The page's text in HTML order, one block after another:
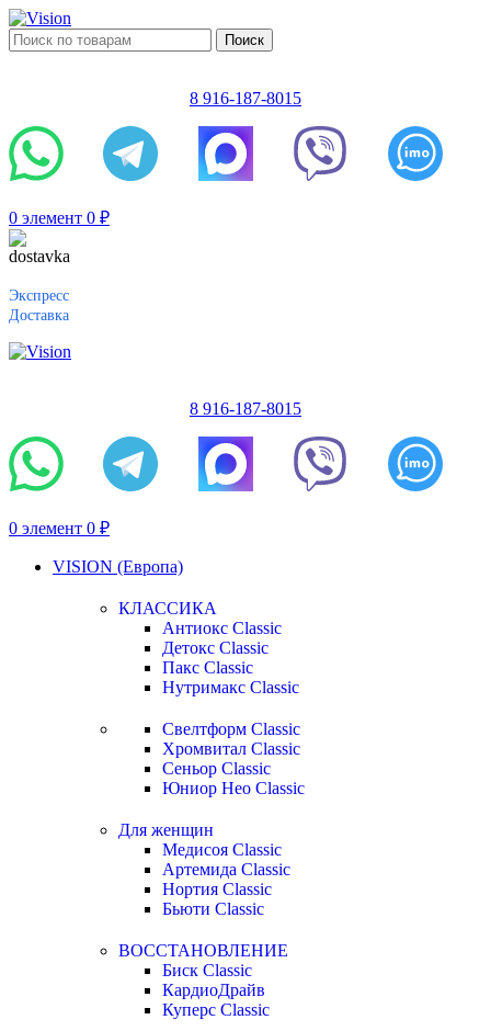
Поиск
8 916-187-8015
0 элемент 0 ₽
Экспресс
Доставка
8 916-187-8015
0 элемент 0 ₽
VISION (Европа)
КЛАССИКА
Антиокс Classic
Детокс Classic
Пакс Classic
Нутримакс Classic
Свелтформ Classic
Хромвитал Classic
Сеньор Classic
Юниор Нео Classic
Для женщин
Медисоя Classic
Артемида Classic
Нортия Classic
Бьюти Classic
ВОССТАНОВЛЕНИЕ
Биск Classic
КардиоДрайв
Куперс Classic